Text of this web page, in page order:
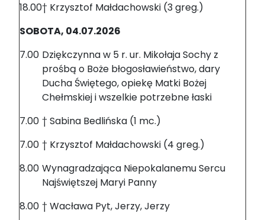
18.00† Krzysztof Małdachowski (3 greg.)
SOBOTA, 04.07.2026
7.00 Dziękczynna w 5 r. ur. Mikołaja Sochy z
prośbą o Boże błogosławieństwo, dary
Ducha Świętego, opiekę Matki Bożej
Chełmskiej i wszelkie potrzebne łaski
7.00 † Sabina Bedlińska (1 mc.)
7.00 † Krzysztof Małdachowski (4 greg.)
8.00 Wynagradzająca Niepokalanemu Sercu
Najświętszej Maryi Panny
8.00 † Wacława Pyt, Jerzy, Jerzy